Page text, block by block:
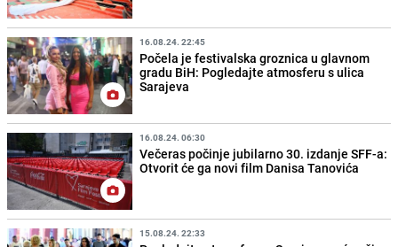
16.08.24. 22:45
Počela je festivalska groznica u glavnom
gradu BiH: Pogledajte atmosferu s ulica
Sarajeva
16.08.24. 06:30
Večeras počinje jubilarno 30. izdanje SFF-a:
Otvorit će ga novi film Danisa Tanovića
15.08.24. 22:33